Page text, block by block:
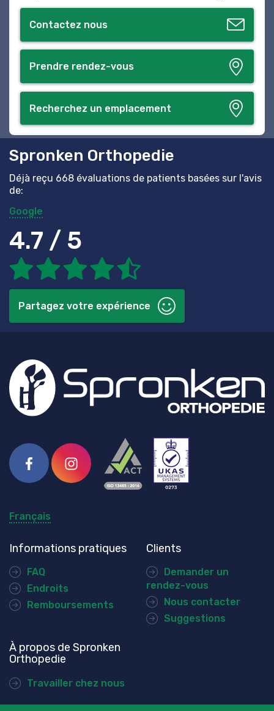
Contactez nous
Prendre rendez-vous
Recherchez un emplacement
Spronken Orthopedie
Déjà reçu 668 évaluations de patients basées sur l'avis
de:
Google
4.7 / 5
Partagez votre expérience
Facebook
Instagram
Français
Informations pratiques
FAQ
Endroits
Remboursements
Clients
Demander un
rendez-vous
Nous contacter
Suggestions
À propos de Spronken
Orthopedie
Travailler chez nous